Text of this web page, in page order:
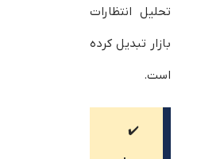
تحلیل انتظارات
بازار تبدیل کرده
است.
✔️